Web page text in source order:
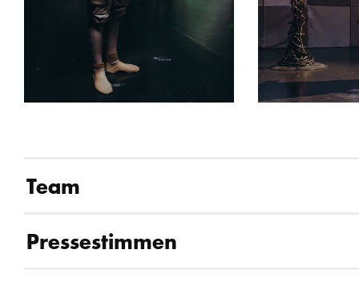
Die Bühne im Untergeschoss, auf der
Fahrstuhl für Rollstuhlfahrer:innen
Verfügung.
Die Inszenierung ist für die
Team
Pressestimmen